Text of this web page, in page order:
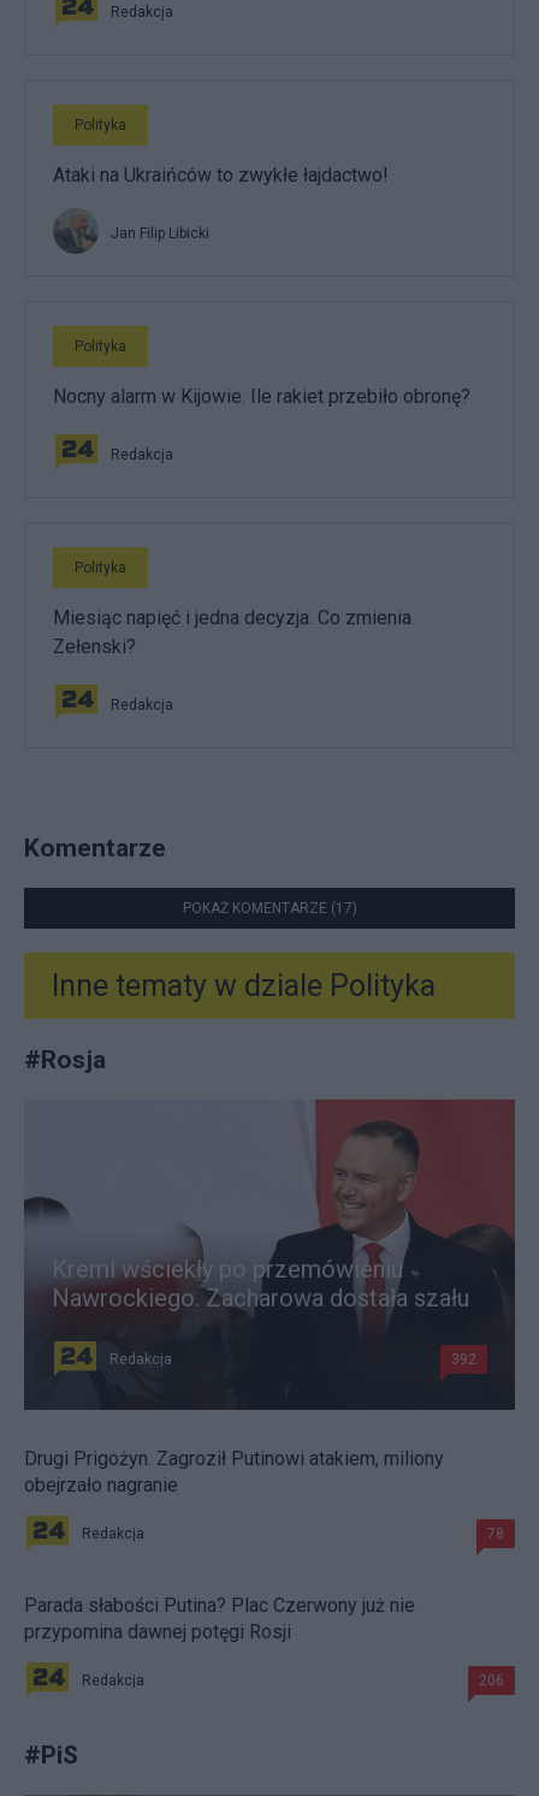
Redakcja
Polityka
Ataki na Ukraińców to zwykłe łajdactwo!
Jan Filip Libicki
Polityka
Nocny alarm w Kijowie. Ile rakiet przebiło obronę?
Redakcja
Polityka
Miesiąc napięć i jedna decyzja. Co zmienia
Zełenski?
Redakcja
Komentarze
POKAŻ KOMENTARZE (17)
Inne tematy w dziale Polityka
#Rosja
Kreml wściekły po przemówieniu
Nawrockiego. Zacharowa dostała szału
Redakcja 392
Drugi Prigożyn. Zagroził Putinowi atakiem, miliony
obejrzało nagranie
Redakcja 78
Parada słabości Putina? Plac Czerwony już nie
przypomina dawnej potęgi Rosji
Redakcja 206
#PiS